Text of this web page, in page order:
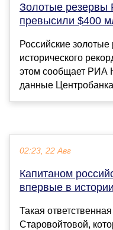
Золотые резервы
превысили $400
Российские золотые
исторического
этом сообщает РИА
данные
02:23, 22 Авг
Капитаном
впервые в
Такая
Старовойтовой,